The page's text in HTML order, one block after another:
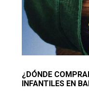
¿DÓNDE
INFANTILES EN